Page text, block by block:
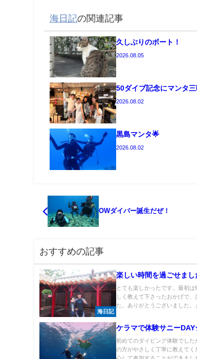
海日記の関連記事
久しぶりのボート！
2026.08.05
50ダイブ記念にマンタ三
2026.08.02
黒島マンタ🌟
2026.08.02
OWダイバー誕生だぜ！
おすすめの記事
海日記
楽しい時間を過ごせまし
とても楽しかったです。最初
しく教えて下さったおかげで
た。ありがとうございました。
ケラマで体験サニー
初めてのダイビング体験でした
の方がやさしく丁寧に教えて